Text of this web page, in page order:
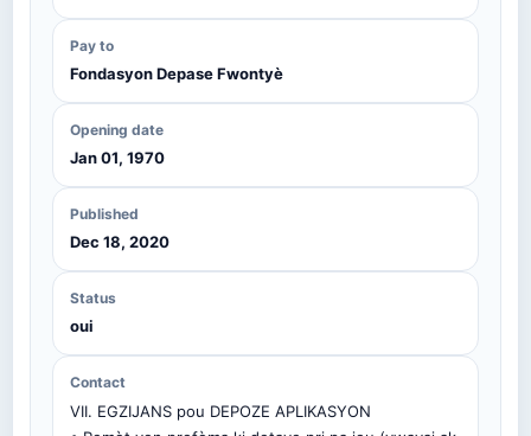
Pay to
Fondasyon Depase Fwontyè
Opening date
Jan 01, 1970
Published
Dec 18, 2020
Status
oui
Contact
VII. EGZIJANS pou DEPOZE APLIKASYON